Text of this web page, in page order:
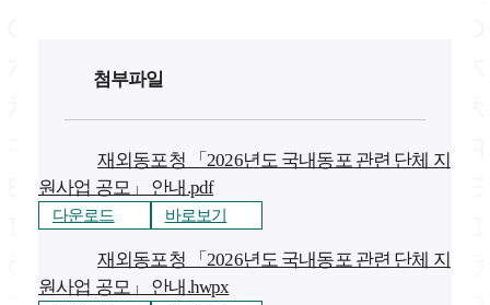
첨부파일
재외동포청 「2026년도 국내동포 관련 단체 지
원사업 공모」 안내 .pdf
다운로드 바로보기
재외동포청 「2026년도 국내동포 관련 단체 지
원사업 공모」 안내 .hwpx